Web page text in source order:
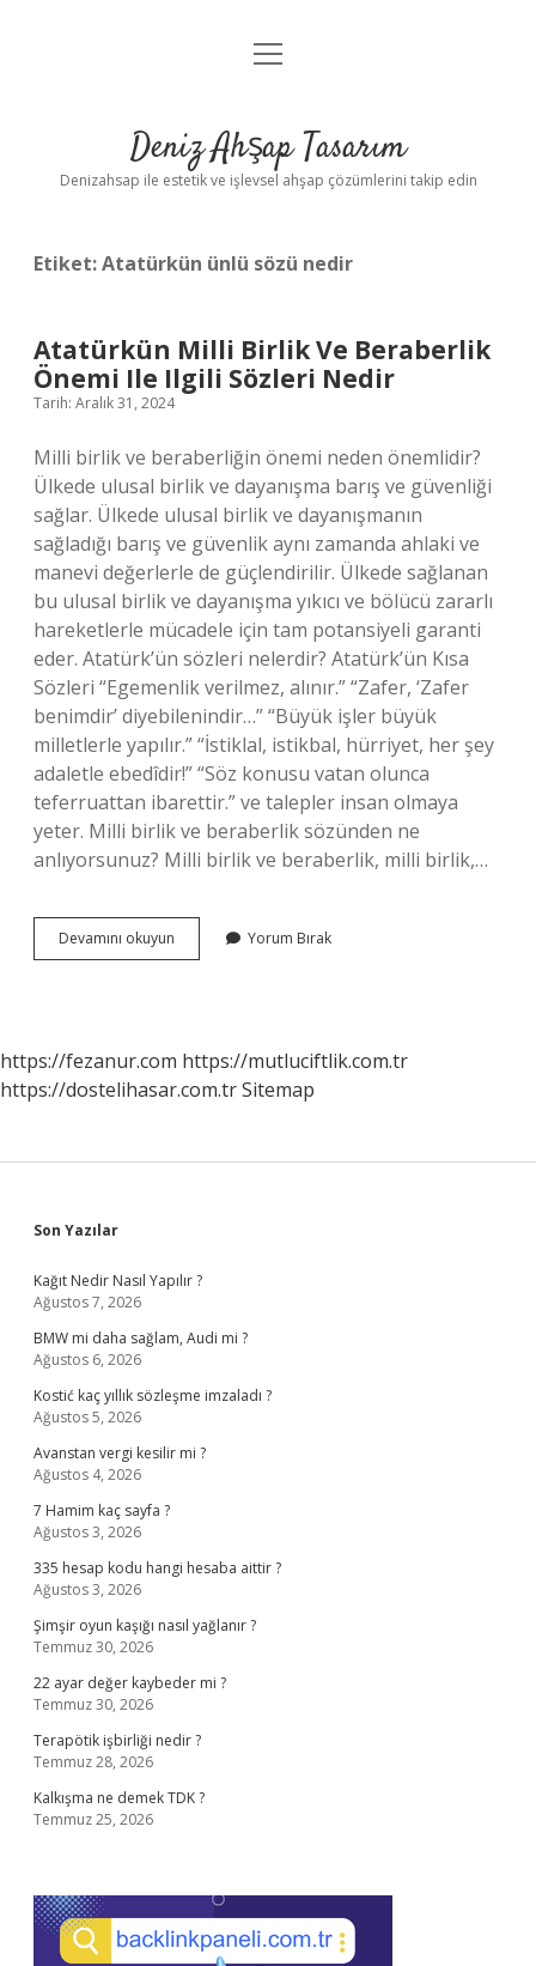
Anasayfa
Yasal Uyarı
menüyü
Deniz Ahşap Tasarım
Denizahsap ile estetik ve işlevsel ahşap çözümlerini takip edin
Etiket:Atatürkün ünlü sözü nedir
Atatürkün Milli Birlik Ve Beraberlik
Önemi Ile Ilgili Sözleri Nedir
Tarih: Aralık 31, 2024
Milli birlik ve beraberliğin önemi neden önemlidir?
Ülkede ulusal birlik ve dayanışma barış ve güvenliği
sağlar. Ülkede ulusal birlik ve dayanışmanın
sağladığı barış ve güvenlik aynı zamanda ahlaki ve
manevi değerlerle de güçlendirilir. Ülkede sağlanan
bu ulusal birlik ve dayanışma yıkıcı ve bölücü zararlı
hareketlerle mücadele için tam potansiyeli garanti
eder. Atatürk’ün sözleri nelerdir? Atatürk’ün Kısa
Sözleri “Egemenlik verilmez, alınır.” “Zafer, ‘Zafer
benimdir’ diyebilenindir…” “Büyük işler büyük
milletlerle yapılır.” “İstiklal, istikbal, hürriyet, her şey
adaletle ebedîdir!” “Söz konusu vatan olunca
teferruattan ibarettir.” ve talepler insan olmaya
yeter. Milli birlik ve beraberlik sözünden ne
anlıyorsunuz? Milli birlik ve beraberlik, milli birlik,…
Devamını okuyun Atatürkün
Milli
Ile
Ilgili
Yorum Bırak
https://fezanur.com https://mutluciftlik.com.tr
https://dostelihasar.com.trSitemap
Sidebar
Son Yazılar
Kağıt Nedir Nasıl Yapılır ?
Ağustos 7, 2026
BMW mi daha sağlam, Audi mi ?
Ağustos 6, 2026
Kostić kaç yıllık sözleşme imzaladı ?
Ağustos 5, 2026
Avanstan vergi kesilir mi ?
Ağustos 4, 2026
7 Hamim kaç sayfa ?
Ağustos 3, 2026
335 hesap kodu hangi hesaba aittir ?
Ağustos 3, 2026
Şimşir oyun kaşığı nasıl yağlanır ?
Temmuz 30, 2026
22 ayar değer kaybeder mi ?
Temmuz 30, 2026
Terapötik işbirliği nedir ?
Temmuz 28, 2026
Kalkışma ne demek TDK ?
Temmuz 25, 2026